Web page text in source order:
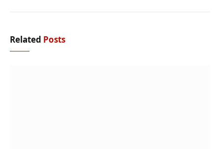
Related Posts